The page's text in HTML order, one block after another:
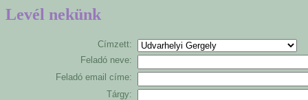
Levél nekünk
Címzett:
Feladó neve:
Feladó email címe:
Tárgy: